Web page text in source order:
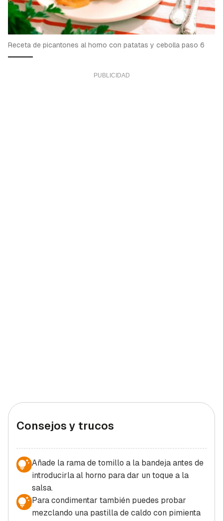
Receta de picantones al horno con patatas y cebolla paso 6
Consejos y trucos
Añade la rama de tomillo a la bandeja antes de
introducirla al horno para dar un toque a la
salsa.
Para condimentar también puedes probar
mezclando una pastilla de caldo con pimienta